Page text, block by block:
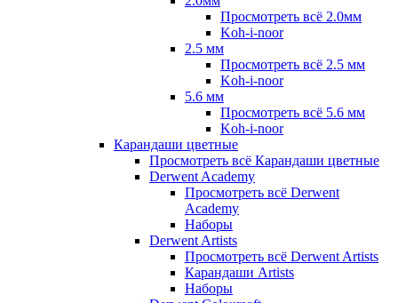
Просмотреть всё 2.0мм
Koh-i-noor
2.5 мм
Просмотреть всё 2.5 мм
Koh-i-noor
5.6 мм
Просмотреть всё 5.6 мм
Koh-i-noor
Карандаши цветные
Просмотреть всё Карандаши цветные
Derwent Academy
Просмотреть всё Derwent
Academy
Наборы
Derwent Artists
Просмотреть всё Derwent Artists
Карандаши Artists
Наборы